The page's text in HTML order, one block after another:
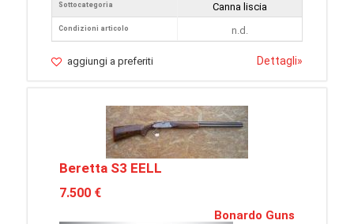
Sottocategoria
Condizioni articolo
Canna liscia
n.d.
aggiungi a preferiti Dettagli»
Beretta S3 EELL
7.500 €
Bonardo Guns